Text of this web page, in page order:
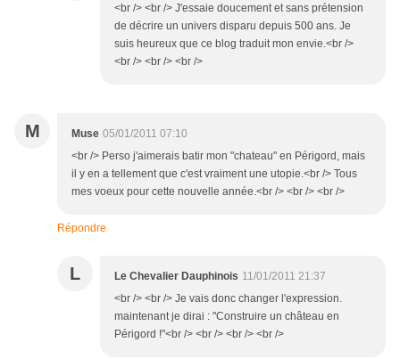
<br /> <br /> J'essaie doucement et sans prétension
de décrire un univers disparu depuis 500 ans. Je
suis heureux que ce blog traduit mon envie.<br />
<br /> <br /> <br />
M Muse 05/01/2011 07:10
<br /> Perso j'aimerais batir mon "chateau" en Périgord, mais
il y en a tellement que c'est vraiment une utopie.<br /> Tous
mes voeux pour cette nouvelle année.<br /> <br /> <br />
Répondre
L Le Chevalier Dauphinois 11/01/2011 21:37
<br /> <br /> Je vais donc changer l'expression.
maintenant je dirai : "Construire un château en
Périgord !"<br /> <br /> <br /> <br />